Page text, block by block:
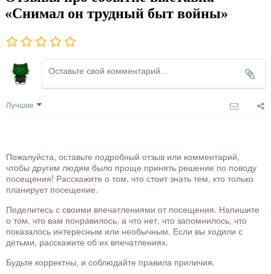
«Снимал он трудный быт войны»
Лучшие
Пожалуйста, оставьте подробный отзыв или комментарий,
чтобы другим людям было проще принять решение по поводу
посещения! Расскажите о том, что стоит знать тем, кто только
планирует посещение.
Поделитесь с своими впечатлениями от посещения. Напишите
о том, что вам понравилось, а что нет, что запомнилось, что
показалось интересным или необычным. Если вы ходили с
детьми, расскажите об их впечатлениях.
Будьте корректны, и соблюдайте правила приличия.